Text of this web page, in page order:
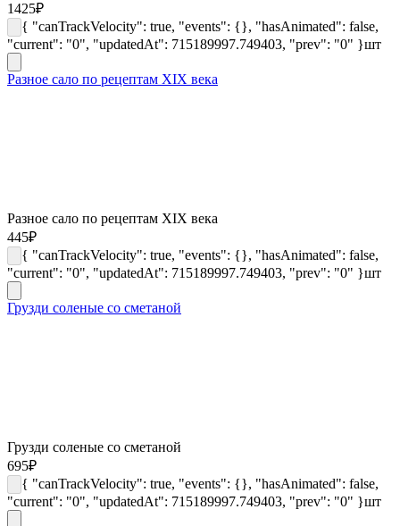
1425₽
{ "canTrackVelocity": true, "events": {}, "hasAnimated": false,
"current": "0", "updatedAt": 715189997.749403, "prev": "0" }шт
Разное сало по рецептам XIX века
Разное сало по рецептам XIX века
445₽
{ "canTrackVelocity": true, "events": {}, "hasAnimated": false,
"current": "0", "updatedAt": 715189997.749403, "prev": "0" }шт
Грузди соленые со сметаной
Грузди соленые со сметаной
695₽
{ "canTrackVelocity": true, "events": {}, "hasAnimated": false,
"current": "0", "updatedAt": 715189997.749403, "prev": "0" }шт